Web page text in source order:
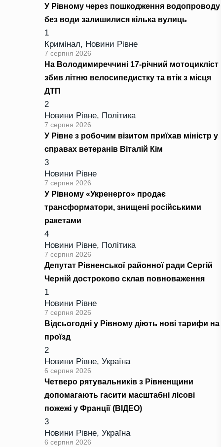
У Рівному через пошкодження водопроводу
без води залишилися кілька вулиць
1
Кримінал, Новини Рівне
7 серпня 2026
На Володимиреччині 17-річний мотоцикліст
збив літню велосипедистку та втік з місця
ДТП
2
Новини Рівне, Політика
7 серпня 2026
У Рівне з робочим візитом приїхав міністр у
справах ветеранів Віталій Кім
3
Новини Рівне
7 серпня 2026
У Рівному «Укренерго» продає
трансформатори, знищені російськими
ракетами
4
Новини Рівне, Політика
7 серпня 2026
Депутат Рівненської районної ради Сергій
Черній достроково склав повноваження
1
Новини Рівне
7 серпня 2026
Відсьогодні у Рівному діють нові тарифи на
проїзд
2
Новини Рівне, Україна
6 серпня 2026
Четверо рятувальників з Рівненщини
допомагають гасити масштабні лісові
пожежі у Франції (ВІДЕО)
3
Новини Рівне, Україна
6 серпня 2026